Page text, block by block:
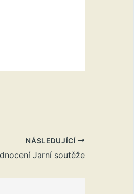
NÁSLEDUJÍCÍ
Jarní soutěže